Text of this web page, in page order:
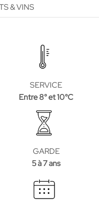
& VINS
SERVICE
Entre 8° et 10°C
GARDE
5 à 7 ans